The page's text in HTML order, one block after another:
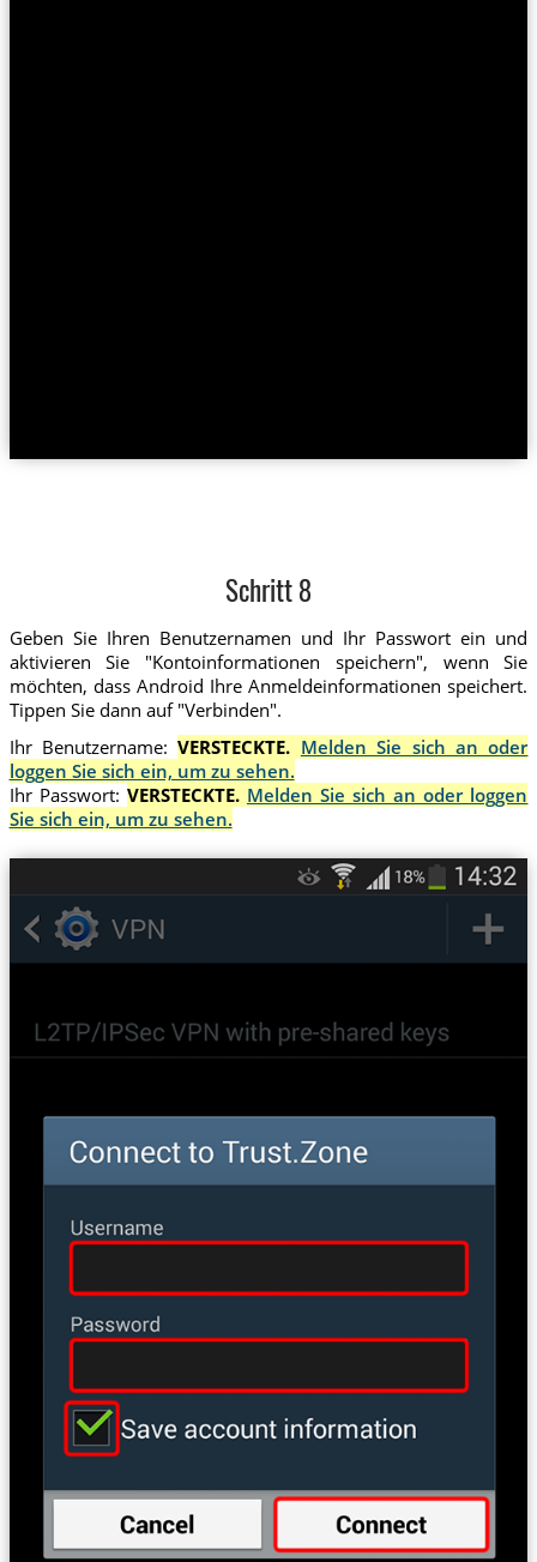
Schritt 8
Geben Sie Ihren Benutzernamen und Ihr Passwort ein und
aktivieren Sie "Kontoinformationen speichern", wenn Sie
möchten, dass Android Ihre Anmeldeinformationen speichert.
Tippen Sie dann auf "Verbinden".
Ihr Benutzername:VERSTECKTE. Melden Sie sich an oder
loggen Sie sich ein, um zu sehen.
Ihr Passwort: VERSTECKTE. Melden Sie sich an oder loggen
Sie sich ein, um zu sehen.